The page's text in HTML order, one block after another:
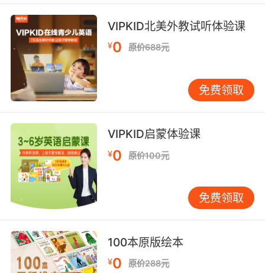
内容简介
@启发童书馆 精选国际大师名作绘本系列，适合
0～12岁的儿童阅读。呆着呆着……长草了，呆着
呆着……墙起来了，起波浪了，船也来了。接下来
会是什么呢？父母读给孩子听的时候，一定会让
孩子既兴奋又好奇。五味太郎的纸板书一直是充
满着智慧和童趣，结尾让人既认同又忍俊不禁。
读完之后，读者会不由自主地也想要放松自己
吧。
编辑推荐：
VIPKID北美外教试听体验课
¥0 原价688元
免费领取
VIPKID启蒙体验课
¥0 原价100元
免费领取
100本原版绘本
¥0 原价288元